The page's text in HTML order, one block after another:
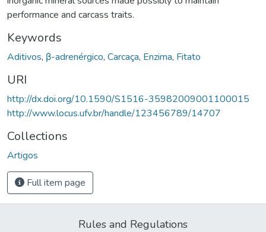
performance and carcass traits.
Keywords
Aditivos, β-adrenérgico, Carcaça, Enzima, Fitato
URI
http://dx.doi.org/10.1590/S1516-35982009001100015
http://www.locus.ufv.br/handle/123456789/14707
Collections
Artigos
Full item page
Rules and Regulations